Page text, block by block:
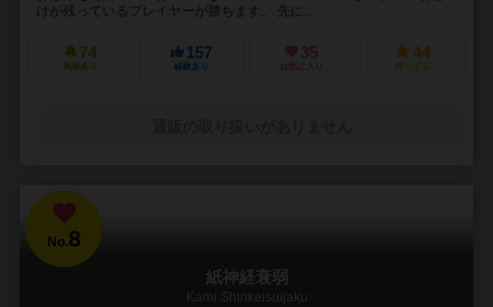
けが残っているプレイヤーが勝ちます。 先に...
74
興味あり
157
経験あり
35
お気に入り
44
持ってる
No.8
紙神経衰弱
Kami Shinkeisuijaku